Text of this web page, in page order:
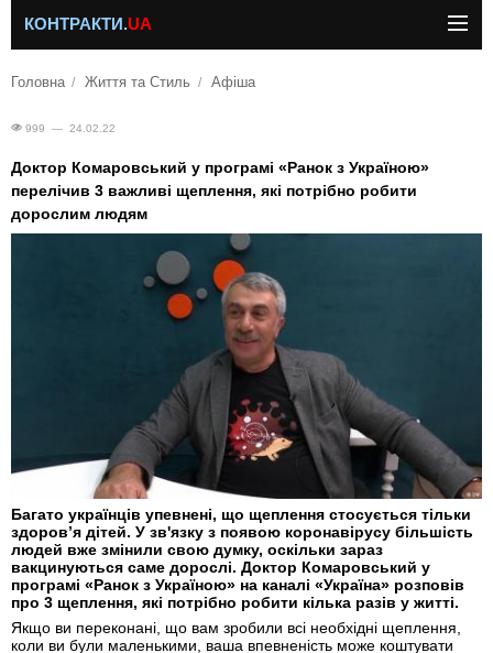
КОНТРАКТИ.UA
Головна Життя та Стиль Афіша
999 — 24.02.22
Доктор Комаровський у програмі «Ранок з Україною»
перелічив 3 важливі щеплення, які потрібно робити
дорослим людям
Багато українців упевнені, що щеплення стосується тільки
здоров’я дітей. У зв'язку з появою коронавірусу більшість
людей вже змінили свою думку, оскільки зараз
вакцинуються саме дорослі. Доктор Комаровський у
програмі «Ранок з Україною» на каналі «Україна» розповів
про 3 щеплення, які потрібно робити кілька разів у житті.
Якщо ви переконані, що вам зробили всі необхідні щеплення,
коли ви були маленькими, ваша впевненість може коштувати